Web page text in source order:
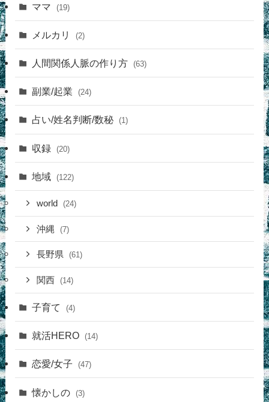
ママ (19)
メルカリ (2)
人間関係人脈の作り方 (63)
副業/起業 (24)
占い/姓名判断/数秘 (1)
収録 (20)
地域 (122)
world (24)
沖縄 (7)
長野県 (61)
関西 (14)
子育て (4)
就活HERO (14)
恋愛/女子 (47)
懐かしの (3)